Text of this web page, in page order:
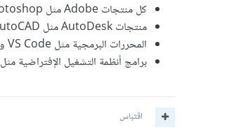
كل منتجات Adobe مثل Photoshop و After Effect
منتجات AutoDesk مثل AutoCAD و Maya و 3Ds Max و Rivet
المحررات البرمجية مثل VS Code و Android Studio
برامج أنظمة التشغيل الإفتراضية مثل virtualbox و GenyMotion
اقتباس